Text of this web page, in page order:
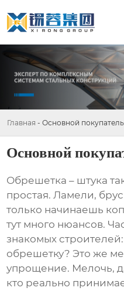
Главная - Основной
Основной
Обрешетка – штука
простая. Ламели,
только начинаешь
тут много нюансов.
знакомых строителей:
обрешетку? Это же
упрощение. Мелочь,
кто реально